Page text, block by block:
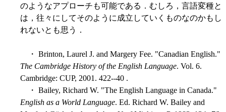
のようなアプローチも可能である．むしろ，言語変種と
は，往々にしてそのように成立していくものなのかもし
れないとも思う．
・ Brinton, Laurel J. and Margery Fee. "Canadian English."
The Cambridge History of the English Language. Vol. 6.
Cambridge: CUP, 2001. 422--40 .
・ Bailey, Richard W. "The English Language in Canada."
English as a World Language. Ed. Richard W. Bailey and